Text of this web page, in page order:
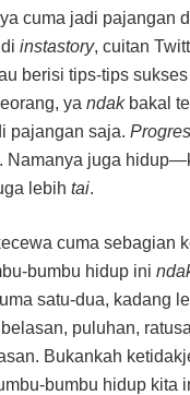
cuma jadi pajangan
instastory, cuitan
berisi tips-tips
ya ndakbakal
pajangan saja.
. Namanya juga
lebih tai.
cuma sebagian
bumbu hidup ini
satu-dua, kadang
puluhan,
Bukankah
bumbu hidup kita